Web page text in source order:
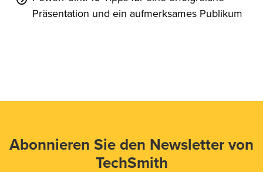
Präsentation und ein aufmerksames Publikum
Abonnieren Sie den Newsletter von
TechSmith